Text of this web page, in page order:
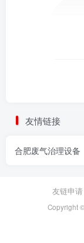
友情链接
合肥废气治理设备
友链申请
Copyright